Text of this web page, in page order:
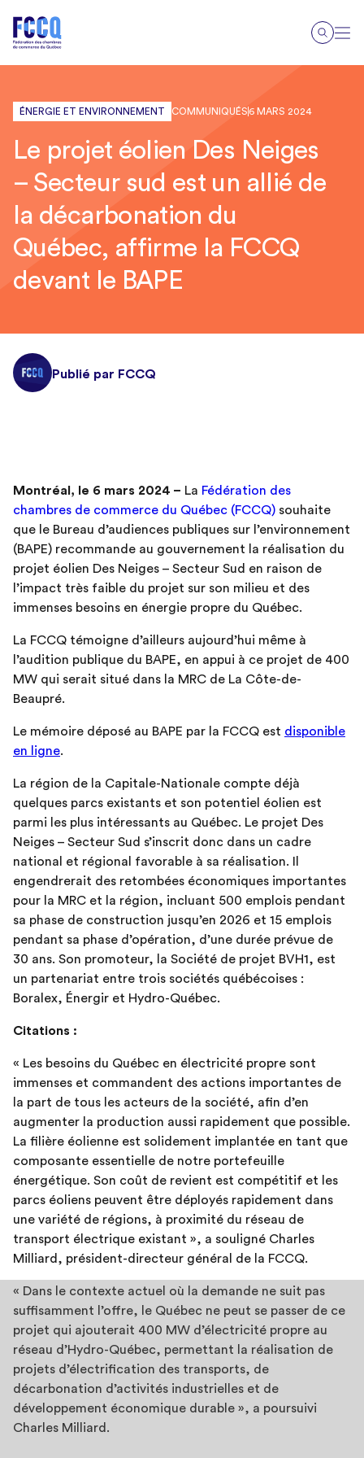
ÉNERGIE ET ENVIRONNEMENT COMMUNIQUÉS6 MARS 2024
Le projet éolien Des Neiges
– Secteur sud est un allié de
la décarbonation du
Québec, affirme la FCCQ
devant le BAPE
Publié par FCCQ
Montréal, le 6 mars 2024 – La Fédération des
chambres de commerce du Québec (FCCQ) souhaite
que le Bureau d’audiences publiques sur l’environnement
(BAPE) recommande au gouvernement la réalisation du
projet éolien Des Neiges – Secteur Sud en raison de
l’impact très faible du projet sur son milieu et des
immenses besoins en énergie propre du Québec.
La FCCQ témoigne d’ailleurs aujourd’hui même à
l’audition publique du BAPE, en appui à ce projet de 400
MW qui serait situé dans la MRC de La Côte-de-
Beaupré.
Le mémoire déposé au BAPE par la FCCQ est disponible
en ligne.
La région de la Capitale-Nationale compte déjà
quelques parcs existants et son potentiel éolien est
parmi les plus intéressants au Québec. Le projet Des
Neiges – Secteur Sud s’inscrit donc dans un cadre
national et régional favorable à sa réalisation. Il
engendrerait des retombées économiques importantes
pour la MRC et la région, incluant 500 emplois pendant
sa phase de construction jusqu’en 2026 et 15 emplois
pendant sa phase d’opération, d’une durée prévue de
30 ans. Son promoteur, la Société de projet BVH1, est
un partenariat entre trois sociétés québécoises :
Boralex, Énergir et Hydro-Québec.
Citations :
« Les besoins du Québec en électricité propre sont
immenses et commandent des actions importantes de
la part de tous les acteurs de la société, afin d’en
augmenter la production aussi rapidement que possible.
La filière éolienne est solidement implantée en tant que
composante essentielle de notre portefeuille
énergétique. Son coût de revient est compétitif et les
parcs éoliens peuvent être déployés rapidement dans
une variété de régions, à proximité du réseau de
transport électrique existant », a souligné Charles
Milliard, président-directeur général de la FCCQ.
« Dans le contexte actuel où la demande ne suit pas
suffisamment l’offre, le Québec ne peut se passer de ce
projet qui ajouterait 400 MW d’électricité propre au
réseau d’Hydro-Québec, permettant la réalisation de
projets d’électrification des transports, de
décarbonation d’activités industrielles et de
développement économique durable », a poursuivi
Charles Milliard.